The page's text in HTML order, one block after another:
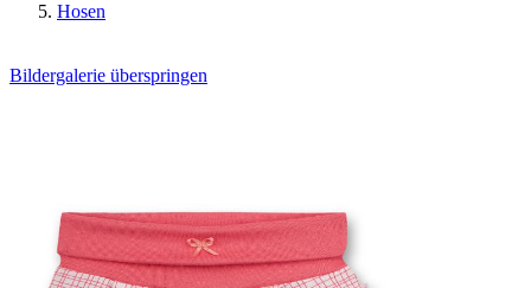
Hosen
Bildergalerie überspringen